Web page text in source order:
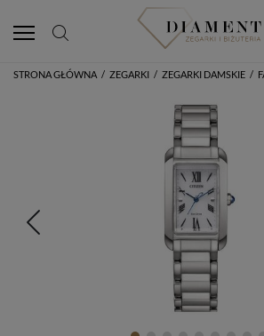
STRONA GŁÓWNA / ZEGARKI / ZEGARKI DAMSKIE /